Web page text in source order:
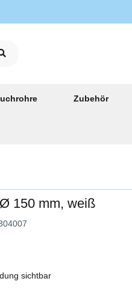
Zubehör
150 mm, weiß
sichtbar